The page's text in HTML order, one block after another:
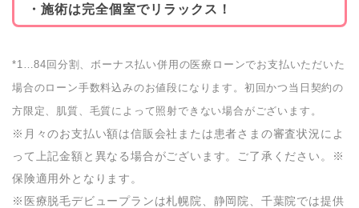
・施術は完全個室でリラックス！
*1…84回分割、ボーナス払い併用の医療ローンでお支払いただいた
場合のローン手数料込みのお値段になります。初回かつ当日契約の
方限定、肌質、毛質によって照射できない場合がございます。
※月々のお支払い額は信販会社または患者さまの審査状況によ
って上記金額と異なる場合がございます。ご了承ください。※
保険適用外となります。
※医療脱毛デビュープランは札幌院、静岡院、千葉院では提供